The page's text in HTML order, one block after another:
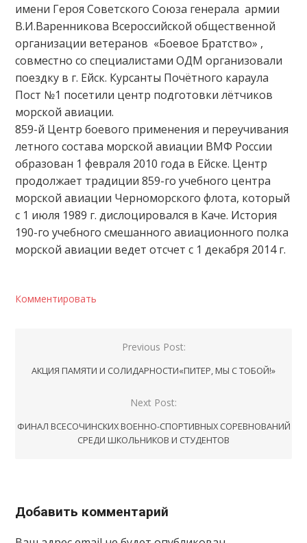
имени Героя Советского Союза генерала армии
В.И.Варенникова Всероссийской общественной
организации ветеранов «Боевое Братство» ,
совместно со специалистами ОДМ организовали
поездку в г. Ейск. Курсанты Почётного караула
Пост №1 посетили центр подготовки лётчиков
морской авиации.
859-й Центр боевого применения и переучивания
летного состава морской авиации ВМФ России
образован 1 февраля 2010 года в Ейске. Центр
продолжает традиции 859-го учебного центра
морской авиации Черноморского флота, который
с 1 июля 1989 г. дислоцировался в Каче. История
190-го учебного смешанного авиационного полка
морской авиации ведет отсчет с 1 декабря 2014 г.
Комментировать
по
записям
Previous Post:
АКЦИЯ ПАМЯТИ И СОЛИДАРНОСТИ«ПИТЕР, МЫ С ТОБОЙ!»
Next Post:
ФИНАЛ ВСЕСОЧИНСКИХ ВОЕННО-СПОРТИВНЫХ СОРЕВНОВАНИЙ
СРЕДИ ШКОЛЬНИКОВ И СТУДЕНТОВ
Добавить комментарий